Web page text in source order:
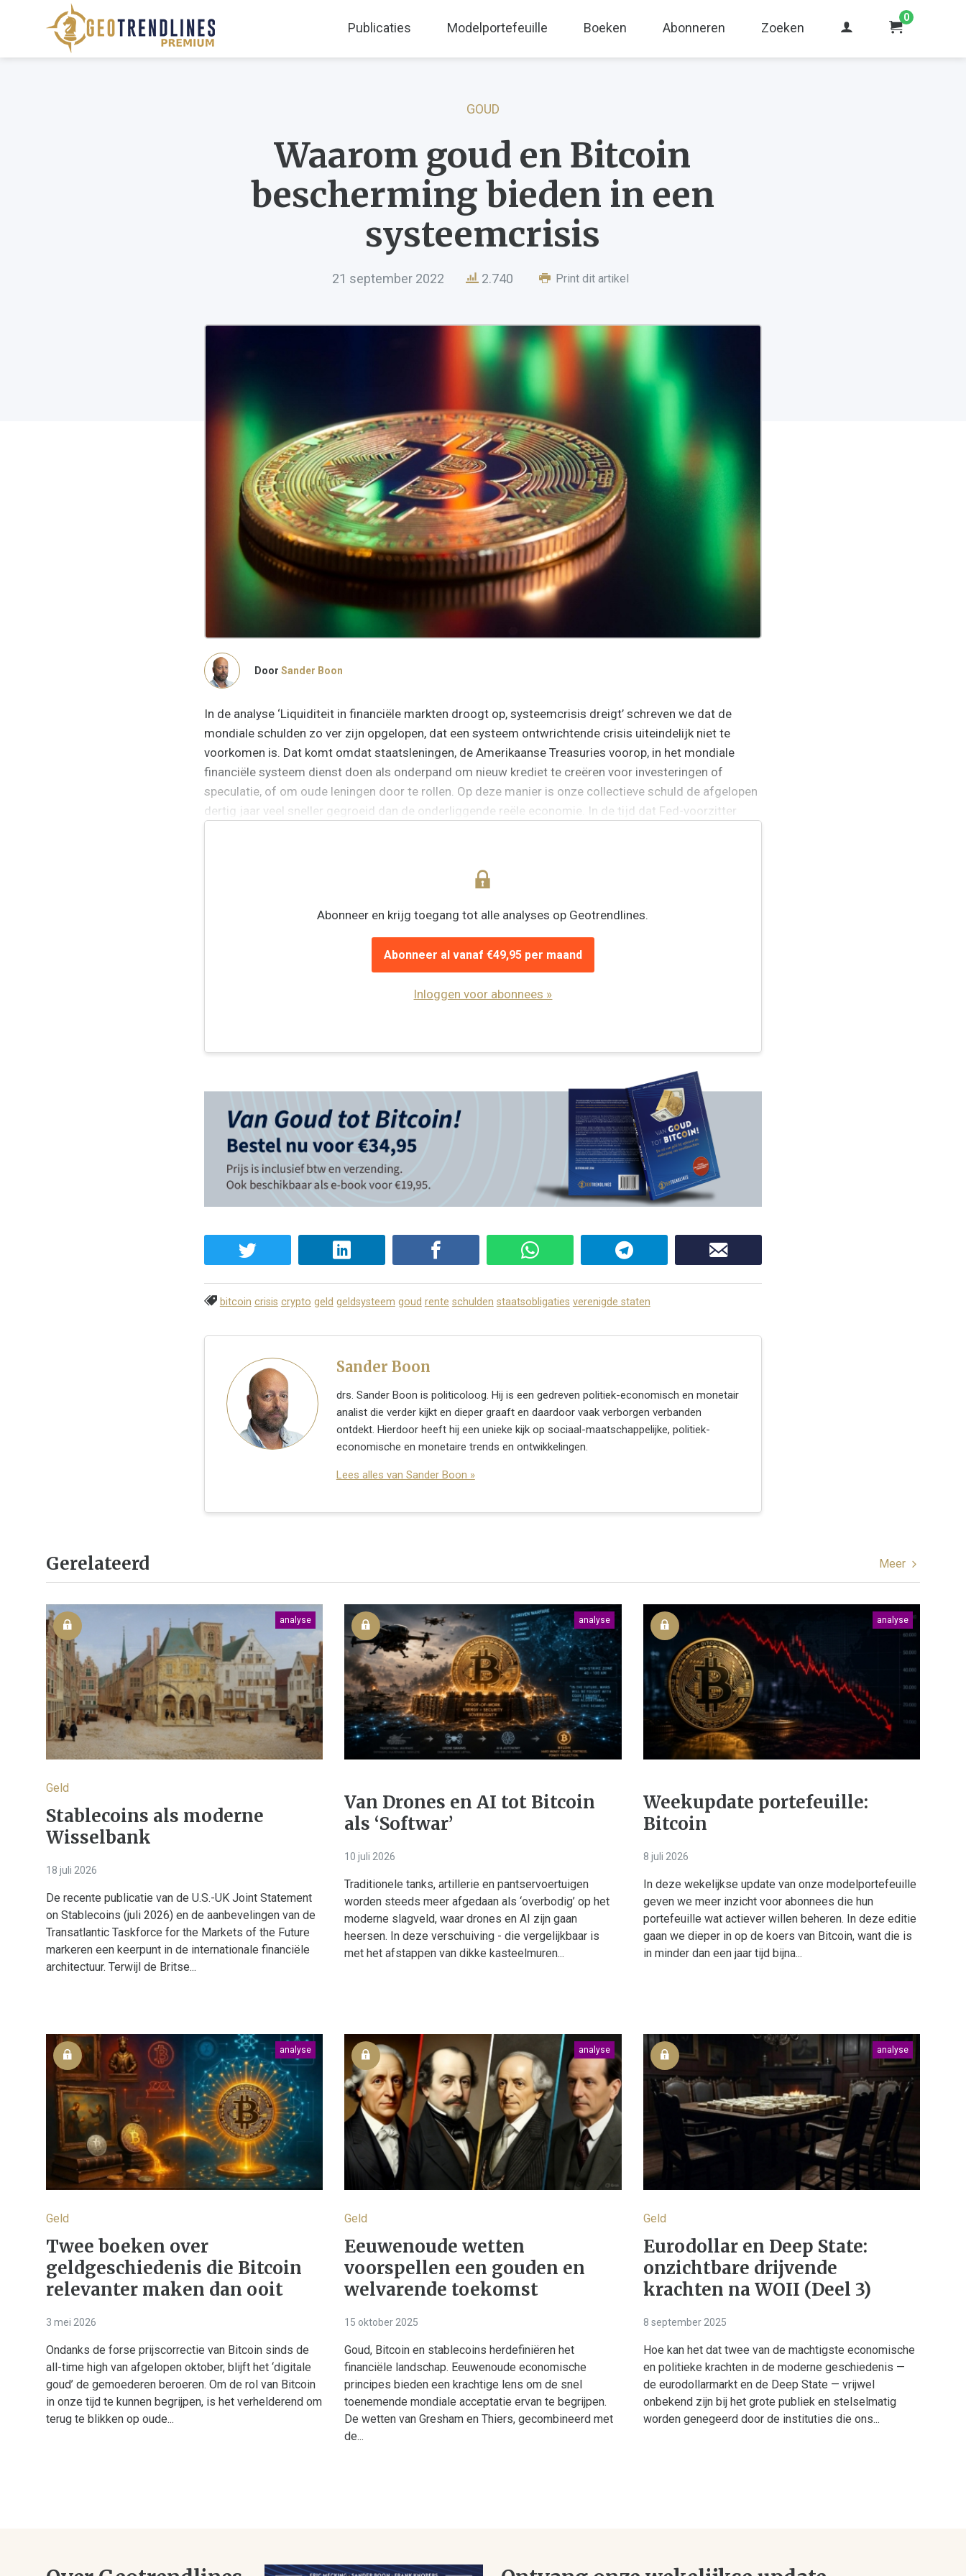
Publicaties Modelportefeuille Boeken Abonneren Zoeken
0
GOUD
Waarom goud en Bitcoin
bescherming bieden in een
systeemcrisis
21 september 2022 2.740 Print dit artikel
Door Sander Boon
In de analyse ‘Liquiditeit in financiële markten droogt op, systeemcrisis dreigt’ schreven we dat de
mondiale schulden zo ver zijn opgelopen, dat een systeem ontwrichtende crisis uiteindelijk niet te
voorkomen is. Dat komt omdat staatsleningen, de Amerikaanse Treasuries voorop, in het mondiale
financiële systeem dienst doen als onderpand om nieuw krediet te creëren voor investeringen of
speculatie, of om oude leningen door te rollen. Op deze manier is onze collectieve schuld de afgelopen
dertig jaar veel sneller gegroeid dan de onderliggende reële economie. In de tijd dat Fed-voorzitter
Abonneer en krijg toegang tot alle analyses op Geotrendlines.
Abonneer al vanaf €49,95 per maand
Inloggen voor abonnees »
bitcoin crisis crypto geld geldsysteem goud rente schulden staatsobligaties verenigde staten
Sander Boon
drs. Sander Boon is politicoloog. Hij is een gedreven politiek-economisch en monetair
analist die verder kijkt en dieper graaft en daardoor vaak verborgen verbanden
ontdekt. Hierdoor heeft hij een unieke kijk op sociaal-maatschappelijke, politiek-
economische en monetaire trends en ontwikkelingen.
Lees alles van Sander Boon »
Gerelateerd Meer
analyse
Geld
Stablecoins als moderne
Wisselbank
18 juli 2026
De recente publicatie van de U.S.-UK Joint Statement
on Stablecoins (juli 2026) en de aanbevelingen van de
Transatlantic Taskforce for the Markets of the Future
markeren een keerpunt in de internationale financiële
architectuur. Terwijl de Britse...
analyse
Van Drones en AI tot Bitcoin
als ‘Softwar’
10 juli 2026
Traditionele tanks, artillerie en pantservoertuigen
worden steeds meer afgedaan als ‘overbodig’ op het
moderne slagveld, waar drones en AI zijn gaan
heersen. In deze verschuiving - die vergelijkbaar is
met het afstappen van dikke kasteelmuren...
analyse
Weekupdate portefeuille:
Bitcoin
8 juli 2026
In deze wekelijkse update van onze modelportefeuille
geven we meer inzicht voor abonnees die hun
portefeuille wat actiever willen beheren. In deze editie
gaan we dieper in op de koers van Bitcoin, want die is
in minder dan een jaar tijd bijna...
analyse
Geld
Twee boeken over
geldgeschiedenis die Bitcoin
relevanter maken dan ooit
3 mei 2026
Ondanks de forse prijscorrectie van Bitcoin sinds de
all-time high van afgelopen oktober, blijft het ‘digitale
goud’ de gemoederen beroeren. Om de rol van Bitcoin
in onze tijd te kunnen begrijpen, is het verhelderend om
terug te blikken op oude...
analyse
Geld
Eeuwenoude wetten
voorspellen een gouden en
welvarende toekomst
15 oktober 2025
Goud, Bitcoin en stablecoins herdefiniëren het
financiële landschap. Eeuwenoude economische
principes bieden een krachtige lens om de snel
toenemende mondiale acceptatie ervan te begrijpen.
De wetten van Gresham en Thiers, gecombineerd met
de...
analyse
Geld
Eurodollar en Deep State:
onzichtbare drijvende
krachten na WOII (Deel 3)
8 september 2025
Hoe kan het dat twee van de machtigste economische
en politieke krachten in de moderne geschiedenis —
de eurodollarmarkt en de Deep State — vrijwel
onbekend zijn bij het grote publiek en stelselmatig
worden genegeerd door de instituties die ons...